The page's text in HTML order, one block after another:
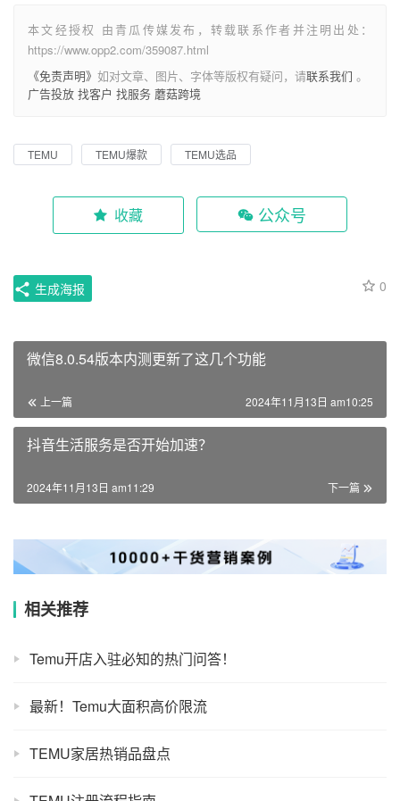
本文经授权 由青瓜传媒发布，转载联系作者并注明出处：
https://www.opp2.com/359087.html
《免责声明》 如对文章、图片、字体等版权有疑问，请联系我们 。
广告投放 找客户 找服务 蘑菇跨境
TEMU TEMU爆款 TEMU选品
收藏 公众号
0
生成海报
微信8.0.54版本内测更新了这几个功能
上一篇 2024年11月13日 am10:25
抖音生活服务是否开始加速？
下一篇
2024年11月13日 am11:29
相关推荐
Temu开店入驻必知的热门问答！
最新！Temu大面积高价限流
TEMU家居热销品盘点